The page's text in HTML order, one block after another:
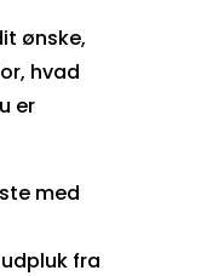
ønske,
hvad
er
med
fra